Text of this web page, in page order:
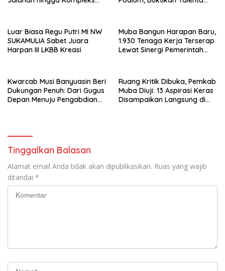
Luar Biasa Regu Putri MI NW
SUKAMULIA Sabet Juara
Harpan III LKBB Kreasi
Muba Bangun Harapan Baru,
1.930 Tenaga Kerja Terserap
Lewat Sinergi Pemerintah
Kwarcab Musi Banyuasin Beri
Dukungan Penuh: Dari Gugus
Depan Menuju Pengabdian
Ruang Kritik Dibuka, Pemkab
Muba Diuji: 13 Aspirasi Keras
Disampaikan Langsung di
Tinggalkan Balasan
Alamat email Anda tidak akan dipublikasikan. Ruas yang wajib
ditandai *